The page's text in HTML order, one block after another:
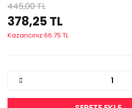
445,00 TL
378,25 TL
Kazancınız 66.75 TL